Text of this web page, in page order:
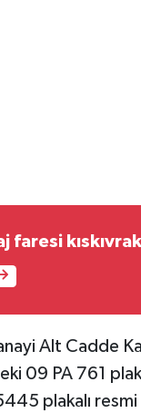
faresi
Alt Cadde
09 PA 761
plakalı resmi